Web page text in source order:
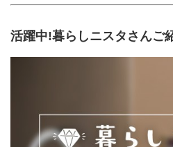
活躍中!暮らしニスタさんご